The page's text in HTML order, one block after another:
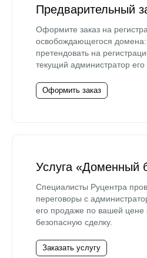
Предварительный
Оформите заказ на
освобождающегося
претендовать на
текущий администратор его
Оформить заказ
Услуга «Доменный
Специалисты Руцентра
переговоры с
его продаже по вашей цене
безопасную сделку.
Заказать услугу